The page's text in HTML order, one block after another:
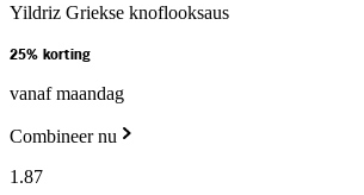
Yildriz Griekse knoflooksaus
25% korting
vanaf maandag
Combineer nu
1 .87